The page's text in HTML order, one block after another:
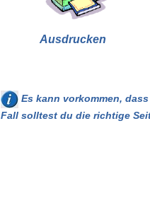
Ausdrucken
Es kann vorkommen,
Fall solltest du die richtige